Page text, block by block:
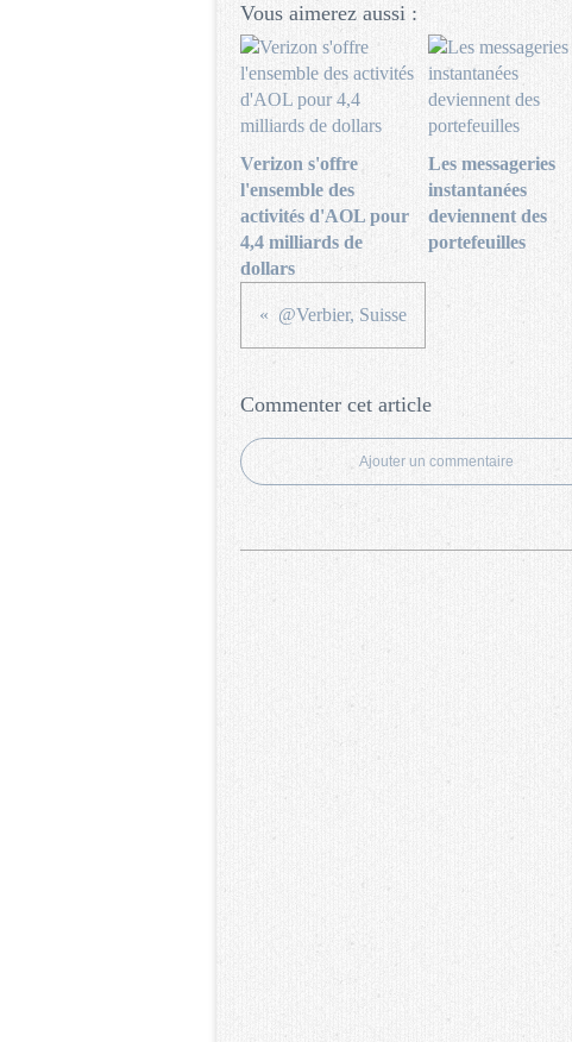
Vous aimerez aussi :
Verizon s'offre
l'ensemble des
activités d'AOL pour
4,4 milliards de
dollars
Les messageries
instantanées
deviennent des
portefeuilles
@Verbier, Suisse
Commenter cet article
Ajouter un commentaire